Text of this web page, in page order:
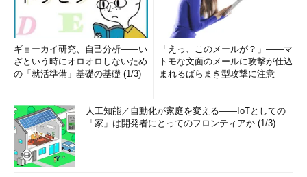
環境変数は、次のものを設定すればいいでしょう。
変数名 変数値
CYGWIN
binmode nontsec tty
Windows 2000で環境変数を設定するには、［マイコンピュー
タ］を右クリックしてショートカットメニューの［プロパティ］
を選択します。［システムのプロパティ］で［詳細］タブをクリ
ックし、［環境変数］ボタンをクリックします。［環境変数］ダ
ギョーカイ研究、自己分析――い
ざという時にオロオロしないため
の「就活準備」基礎の基礎 (1/3)
「えっ、このメールが？」――マ
トモな文面のメールに攻撃が仕込
まれるばらまき型攻撃に注意
人工知能／自動化が家庭を変える――IoTとしての
「家」は開発者にとってのフロンティアか (1/3)